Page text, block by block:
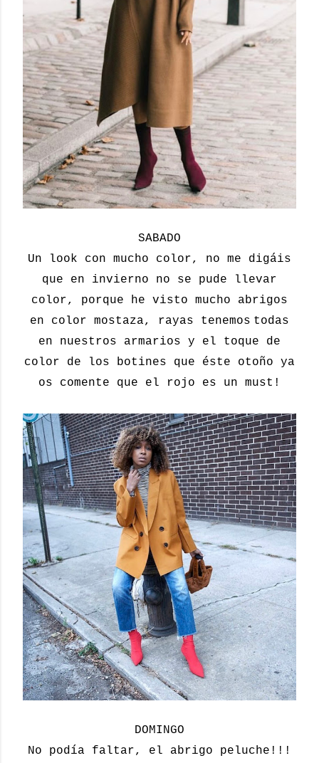
SABADO
Un look con mucho color, no me digáis
que en invierno no se pude llevar
color, porque he visto mucho abrigos
en color mostaza, rayas tenemos todas
en nuestros armarios y el toque de
color de los botines que éste otoño ya
os comente que el rojo es un must!
DOMINGO
No podía faltar, el abrigo peluche!!!